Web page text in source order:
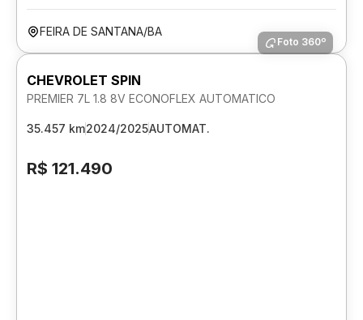
FEIRA DE SANTANA/BA
Foto 360º
CHEVROLET SPIN
PREMIER 7L 1.8 8V ECONOFLEX AUTOMATICO
35.457 km2024/2025AUTOMAT.
R$ 121.490